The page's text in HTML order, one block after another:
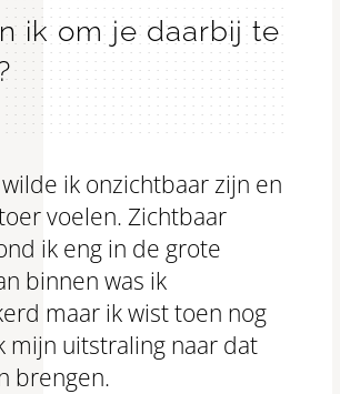
ik om je daarbij te
ik onzichtbaar zijn en
voelen. Zichtbaar
ik eng in de grote
binnen was ik
maar ik wist toen nog
mijn uitstraling naar dat
brengen.